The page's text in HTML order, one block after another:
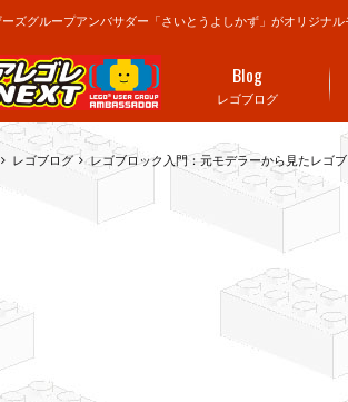
ズグループアンバサダー「さいとうよしかず」がオリジナ
レゴブログ
Blog
レゴブログ レゴブロック入門：元モデラーから見たレゴ